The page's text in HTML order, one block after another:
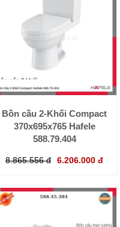
Bồn cầu 2-Khối Compact
370x695x765 Hafele
588.79.404
8.865.556 đ 6.206.000 đ